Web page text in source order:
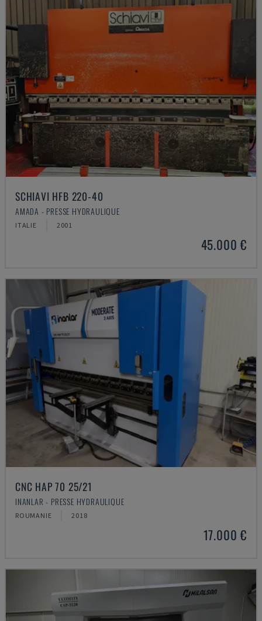
SCHIAVI HFB 220-40
AMADA - PRESSE HYDRAULIQUE
ITALIE 2001
45.000 €
CNC HAP 70 25/21
INANLAR - PRESSE HYDRAULIQUE
ROUMANIE 2018
17.000 €